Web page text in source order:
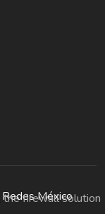
Redes México